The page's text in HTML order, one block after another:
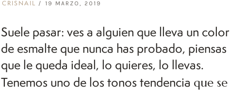
CRISNAIL 19 MARZO, 2019
Suele pasar: ves a alguien que lleva un color
de esmalte que nunca has probado, piensas
que le queda ideal, lo quieres, lo llevas.
Tenemos uno de los tonos tendencia que se